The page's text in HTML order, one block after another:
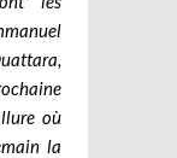
où
la